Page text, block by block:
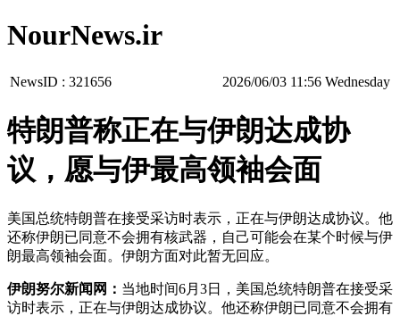
NourNews.ir
NewsID : 321656 ‫‫Wednesday‬‬ 11:56 2026/06/03
特朗普称正在与伊朗达成协
议，愿与伊最高领袖会面
美国总统特朗普在接受采访时表示，正在与伊朗达成协议。他
还称伊朗已同意不会拥有核武器，自己可能会在某个时候与伊
朗最高领袖会面。伊朗方面对此暂无回应。
伊朗努尔新闻网： 当地时间6月3日，美国总统特朗普在接受采
访时表示，正在与伊朗达成协议。他还称伊朗已同意不会拥有